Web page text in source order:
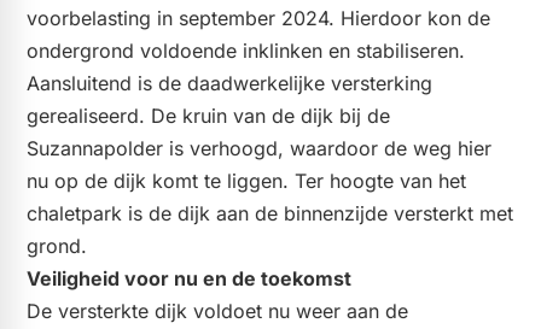
voorbelasting in september 2024. Hierdoor kon de
ondergrond voldoende inklinken en stabiliseren.
Aansluitend is de daadwerkelijke versterking
gerealiseerd. De kruin van de dijk bij de
Suzannapolder is verhoogd, waardoor de weg hier
nu op de dijk komt te liggen. Ter hoogte van het
chaletpark is de dijk aan de binnenzijde versterkt met
grond.
Veiligheid voor nu en de toekomst
De versterkte dijk voldoet nu weer aan de